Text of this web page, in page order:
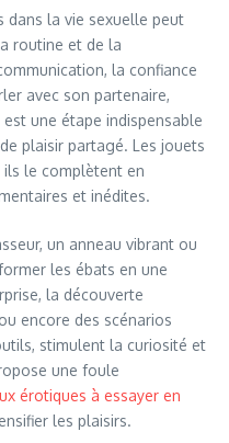
dans la vie sexuelle peut
routine et de la
la confiance
avec son partenaire,
une étape indispensable
plaisir partagé. Les jouets
le complètent en
et inédites.
un anneau vibrant ou
les ébats en une
la découverte
encore des scénarios
stimulent la curiosité et
une foule
érotiques à essayer en
les plaisirs.